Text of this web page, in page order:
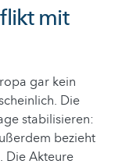
mit
gar kein
Die
stabilisieren:
bezieht
Die Akteure